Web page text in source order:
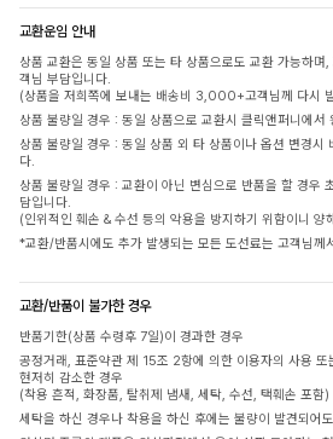
교환운임 안내
상품 교환은 동일 상품 또는 타 상품으로도 교환 가능하
객님 부담입니다.
(상품을 저희쪽에 보내는 배송비 3,000+고객님께 다시
상품 불량일 경우 : 동일 상품으로 교환시 클릭앤퍼니에서
상품 불량일 경우 : 동일 상품 외 타 상품이나 옵션 변경
다.
상품 불량일 경우 : 교환이 아닌 변심으로 반품을 할 경
담입니다.
(인위적인 훼손 & 수선 등의 악용을 방지하기 위함이니 양
*교환/반품시에도 추가 발생되는 모든 도선료는 고객님께
교환/반품이 불가한 경우
반품기한(상품 수령후 7일)이 경과한 경우
공정거래, 표준약관 제 15조 2항에 의한 이용자의 사용
현저히 감소한 경우
(착용 흔적, 화장품, 탈취제 냄새, 세탁, 수선, 택훼손 포함)
세탁을 하신 경우나 착용을 하신 후에는 불량이 발견되어